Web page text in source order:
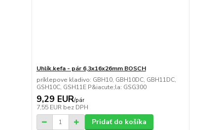
Uhlík.kefa - pár 6,3x16x26mm BOSCH
príklepove kladivo: GBH10, GBH10DC, GBH11DC,
GSH10C, GSH11E P&iacute;la: GSG300
9,29 EUR/pár
7,55 EUR bez DPH
Pridať do košíka